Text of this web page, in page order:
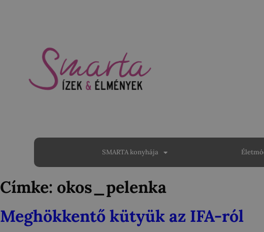
SMARTA konyhája
Címke: okos_pelenka
Meghökkentő kütyük az IFA-ról